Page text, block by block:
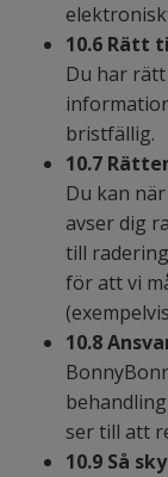
10.6 Rätt
Du har
bristfällig.
10.7
Du kan
avser dig
till
för att vi
10.8
ser till att
10.9 Så